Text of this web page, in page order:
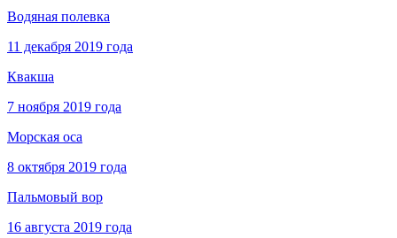
Водяная полевка
11 декабря 2019 года
Квакша
7 ноября 2019 года
Морская оса
8 октября 2019 года
Пальмовый вор
16 августа 2019 года